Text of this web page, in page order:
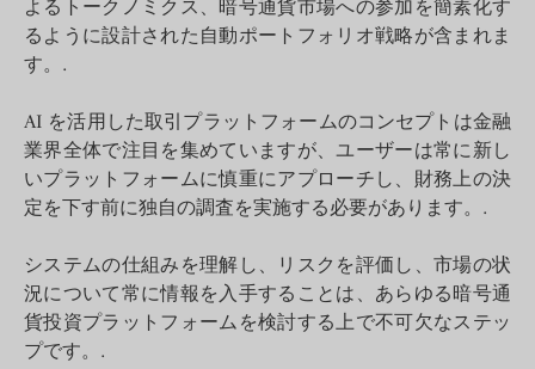
よるトークノミクス、暗号通貨市場への参加を簡素化す
るように設計された自動ポートフォリオ戦略が含まれま
す。.
AI を活用した取引プラットフォームのコンセプトは金融
業界全体で注目を集めていますが、ユーザーは常に新し
いプラットフォームに慎重にアプローチし、財務上の決
定を下す前に独自の調査を実施する必要があります。.
システムの仕組みを理解し、リスクを評価し、市場の状
況について常に情報を入手することは、あらゆる暗号通
貨投資プラットフォームを検討する上で不可欠なステッ
プです。.